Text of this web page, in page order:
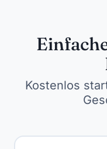
Kostenlos